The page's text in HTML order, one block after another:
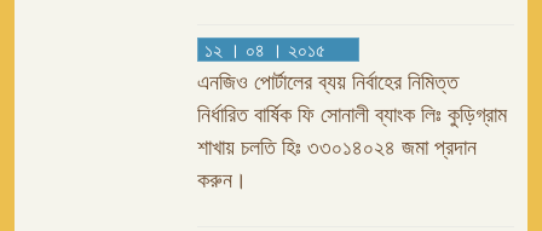
১২ । ০৪ । ২০১৫
এনজিও পোর্টালের ব্যয় নির্বাহের নিমিত্ত
নির্ধারিত বার্ষিক ফি সোনালী ব্যাংক লিঃ কুড়িগ্রাম
শাখায় চলতি হিঃ ৩৩০১৪০২৪ জমা প্রদান
করুন।